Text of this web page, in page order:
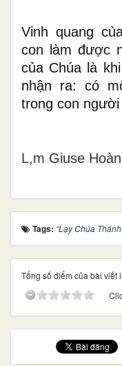
Vinh quang
con làm được
của Chúa là
nhận ra: có
trong con người
L,m Giuse
Tags: “Lạy Chúa
Tổng số điểm của bài viết